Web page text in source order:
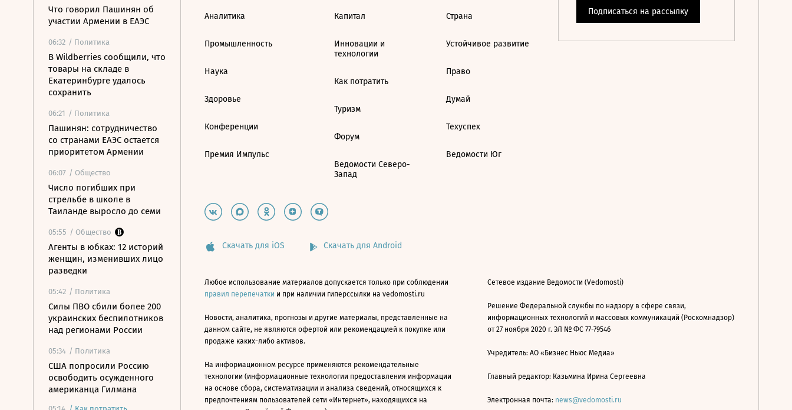
Что говорил Пашинян об
участии Армении в ЕАЭС
06:32 / Политика
В Wildberries сообщили, что
товары на складе в
Екатеринбурге удалось
сохранить
06:21 / Политика
Пашинян: сотрудничество
со странами ЕАЭС остается
приоритетом Армении
06:07 / Общество
Число погибших при
стрельбе в школе в
Таиланде выросло до семи
05:55 / Общество
Агенты в юбках: 12 историй
женщин, изменивших лицо
разведки
05:42 / Политика
Силы ПВО сбили более 200
украинских беспилотников
над регионами России
05:34 / Политика
США попросили Россию
освободить осужденного
американца Гилмана
Аналитика
Промышленность
Наука
Здоровье
Конференции
Премия Импульс
Капитал
Инновации и
технологии
Как потратить
Туризм
Форум
Ведомости Северо-
Запад
Страна
Устойчивое развитие
Право
Думай
Техуспех
Ведомости Юг
Скачать для iOS Скачать для Android
Любое использование материалов допускается только при соблюдении
правил перепечатки и при наличии гиперссылки на vedomosti.ru
Новости, аналитика, прогнозы и другие материалы, представленные на
данном сайте, не являются офертой или рекомендацией к покупке или
продаже каких-либо активов.
На информационном ресурсе применяются рекомендательные
технологии (информационные технологии предоставления информации
на основе сбора, систематизации и анализа сведений, относящихся к
предпочтениям пользователей сети «Интернет», находящихся на
Сетевое издание Ведомости (Vedomosti)
Решение Федеральной службы по надзору в сфере связи,
информационных технологий и массовых коммуникаций (Роскомнадзор)
от 27 ноября 2020 г. ЭЛ № ФС 77-79546
Учредитель: АО «Бизнес Ньюс Медиа»
Главный редактор: Казьмина Ирина Сергеевна
Электронная почта: news@vedomosti.ru